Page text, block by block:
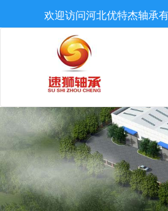
欢迎访问河北优特杰轴承